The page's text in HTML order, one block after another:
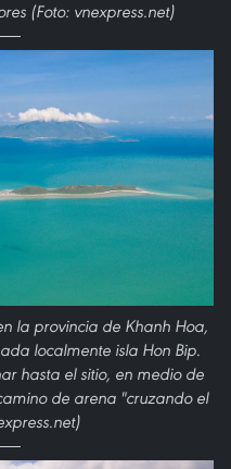
(Foto: vnexpress.net)
la provincia de Khanh Hoa,
localmente isla Hon Bip.
hasta el sitio, en medio de
de arena "cruzando el